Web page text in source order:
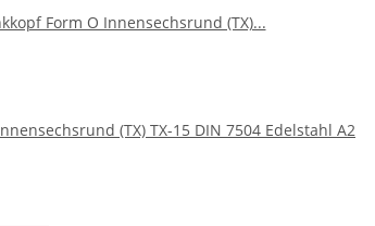
(TX) TX-15 DIN 7504 Edelstahl A2